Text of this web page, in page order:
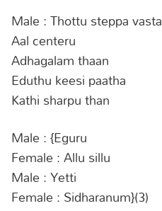
Male : Thottu steppa vasta
Aal centeru
Adhagalam thaan
Eduthu keesi paatha
Kathi sharpu than
Male : {Eguru
Female : Allu sillu
Male : Yetti
Female : Sidharanum}(3)